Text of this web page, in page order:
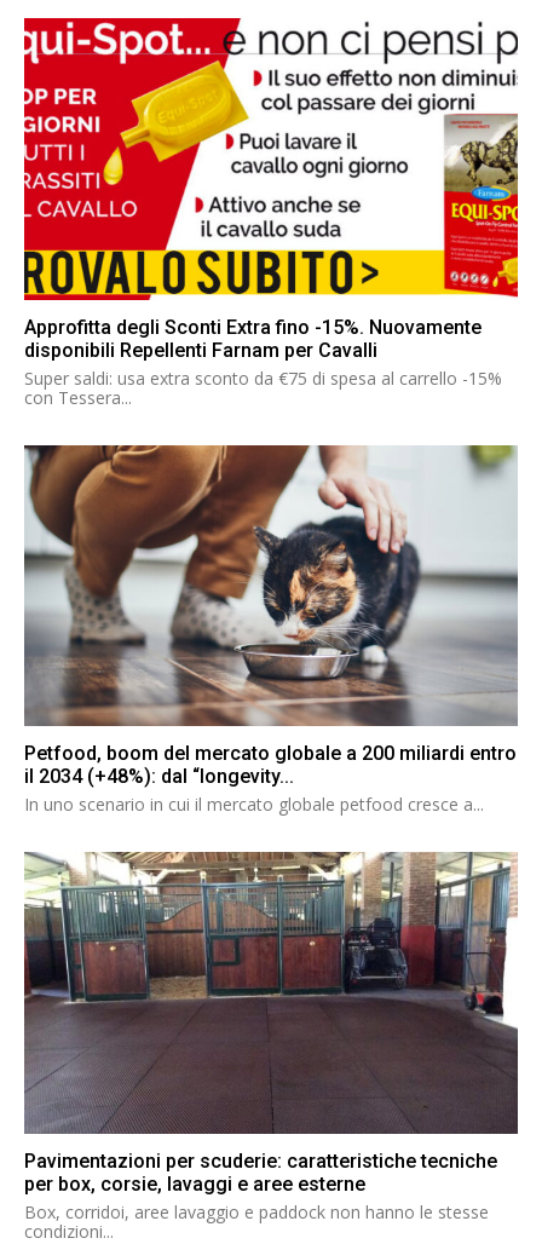
Approfitta degli Sconti Extra fino -15%. Nuovamente
disponibili Repellenti Farnam per Cavalli
Super saldi: usa extra sconto da €75 di spesa al carrello -15%
con Tessera...
Petfood, boom del mercato globale a 200 miliardi entro
il 2034 (+48%): dal “longevity...
In uno scenario in cui il mercato globale petfood cresce a...
Pavimentazioni per scuderie: caratteristiche tecniche
per box, corsie, lavaggi e aree esterne
Box, corridoi, aree lavaggio e paddock non hanno le stesse
condizioni...